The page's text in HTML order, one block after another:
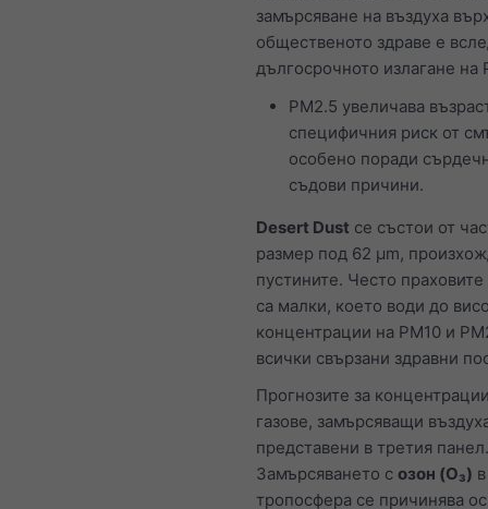
замърсяване на въздуха
общественото здраве е
дългосрочното излагане на
PM2.5 увеличава
специфичния риск от
особено поради
съдови причини.
Desert Dust се състои от
размер под 62 μm,
пустините. Често
са малки, което води до
концентрации на PM10 и
всички свързани здравни
Прогнозите за
газове, замърсяващи
представени в третия панел.
Замърсяването с озон (O₃)
тропосфера се причинява